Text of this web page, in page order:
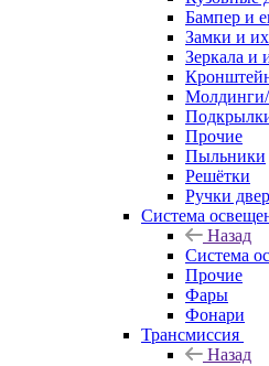
Бампер и
Замки и
Зеркала и
Молдинги/
Прочие
Пыльники
Решётки
Ручки
Система
Назад
Система
Прочие
Фары
Фонари
Трансмиссия
Назад